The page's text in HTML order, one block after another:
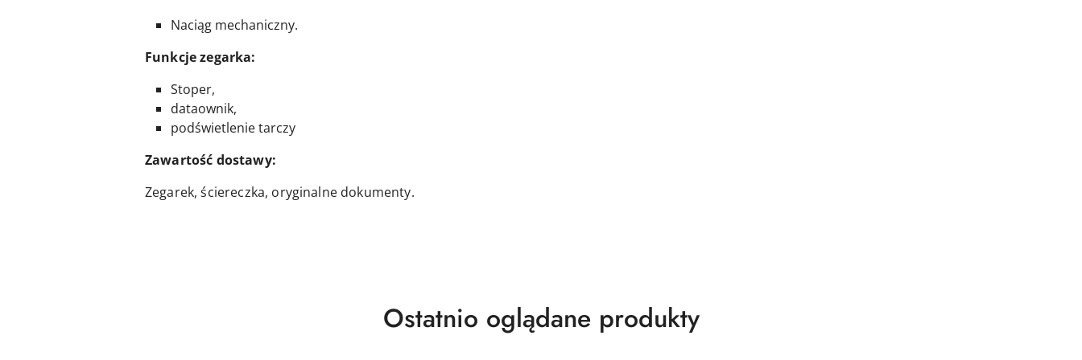
Naciąg mechaniczny.
Funkcje zegarka:
Stoper,
dataownik,
podświetlenie tarczy
Zawartość dostawy:
Zegarek, ściereczka, oryginalne dokumenty.
Produkty
Ostatnio oglądane produkty